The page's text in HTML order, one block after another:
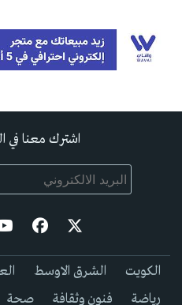
اشترك معنا في
الكويت الشرق الاوسط
رياضة
فنون وثقافة صحة